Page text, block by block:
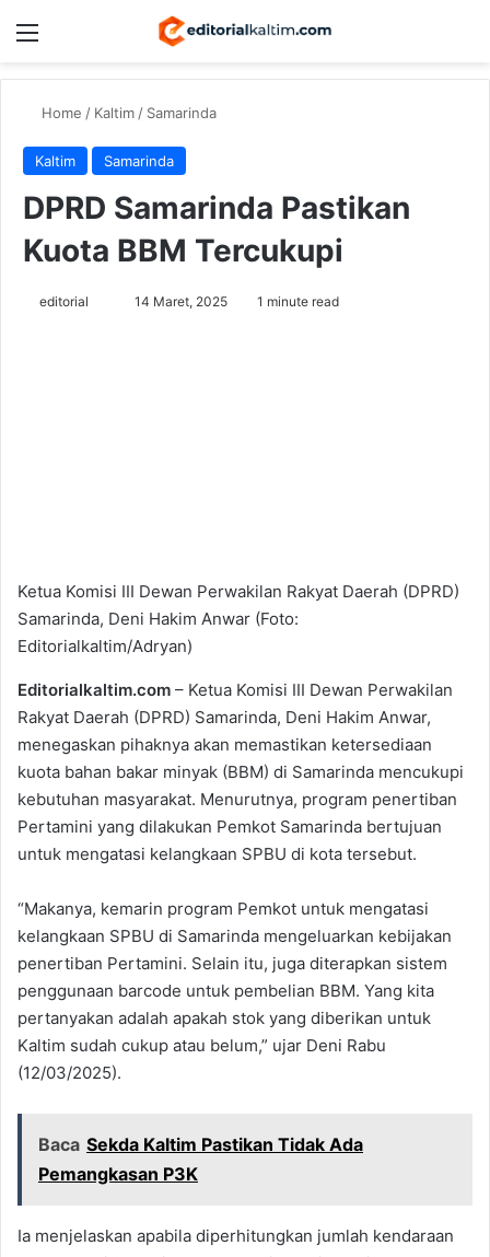
Menu
Home / Kaltim/ Samarinda
Kaltim Samarinda
DPRD Samarinda Pastikan
Kuota BBM Tercukupi
editorial
Send14 Maret, 2025 1 minute read
Ketua Komisi III Dewan Perwakilan Rakyat Daerah (DPRD)
Samarinda, Deni Hakim Anwar (Foto:
Editorialkaltim/Adryan)
Editorialkaltim.com – Ketua Komisi III Dewan Perwakilan
Rakyat Daerah (DPRD) Samarinda, Deni Hakim Anwar,
menegaskan pihaknya akan memastikan ketersediaan
kuota bahan bakar minyak (BBM) di Samarinda mencukupi
kebutuhan masyarakat. Menurutnya, program penertiban
Pertamini yang dilakukan Pemkot Samarinda bertujuan
untuk mengatasi kelangkaan SPBU di kota tersebut.
“Makanya, kemarin program Pemkot untuk mengatasi
kelangkaan SPBU di Samarinda mengeluarkan kebijakan
penertiban Pertamini. Selain itu, juga diterapkan sistem
penggunaan barcode untuk pembelian BBM. Yang kita
pertanyakan adalah apakah stok yang diberikan untuk
Kaltim sudah cukup atau belum,” ujar Deni Rabu
(12/03/2025).
Baca Sekda Kaltim Pastikan Tidak Ada
Pemangkasan P3K
Ia menjelaskan apabila diperhitungkan jumlah kendaraan